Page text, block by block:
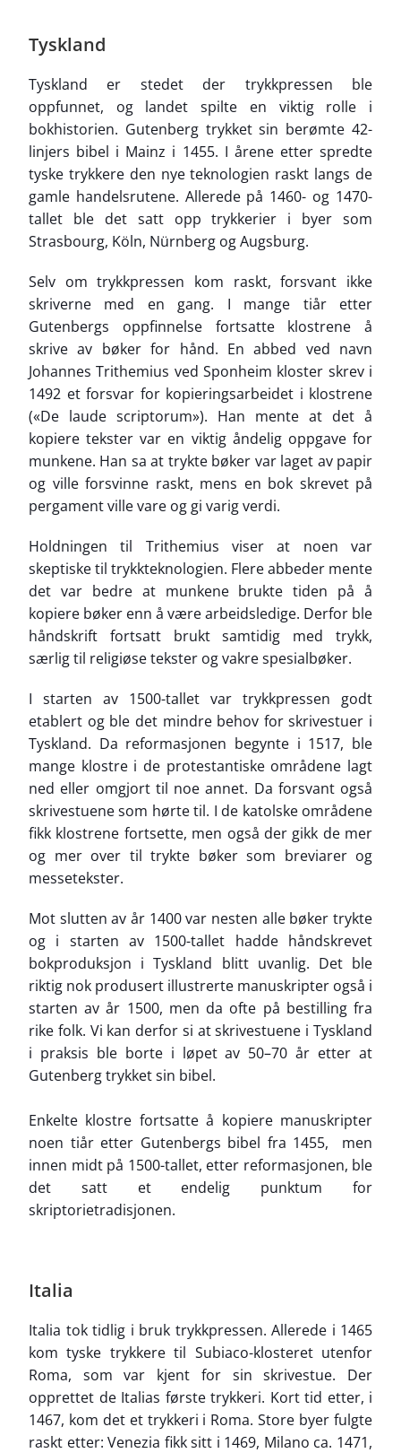
Tyskland
Tyskland er stedet der trykkpressen ble
oppfunnet, og landet spilte en viktig rolle i
bokhistorien. Gutenberg trykket sin berømte 42-
linjers bibel i Mainz i 1455. I årene etter spredte
tyske trykkere den nye teknologien raskt langs de
gamle handelsrutene. Allerede på 1460- og 1470-
tallet ble det satt opp trykkerier i byer som
Strasbourg, Köln, Nürnberg og Augsburg.
Selv om trykkpressen kom raskt, forsvant ikke
skriverne med en gang. I mange tiår etter
Gutenbergs oppfinnelse fortsatte klostrene å
skrive av bøker for hånd. En abbed ved navn
Johannes Trithemius ved Sponheim kloster skrev i
1492 et forsvar for kopieringsarbeidet i klostrene
(«De laude scriptorum»). Han mente at det å
kopiere tekster var en viktig åndelig oppgave for
munkene. Han sa at trykte bøker var laget av papir
og ville forsvinne raskt, mens en bok skrevet på
pergament ville vare og gi varig verdi.
Holdningen til Trithemius viser at noen var
skeptiske til trykkteknologien. Flere abbeder mente
det var bedre at munkene brukte tiden på å
kopiere bøker enn å være arbeidsledige. Derfor ble
håndskrift fortsatt brukt samtidig med trykk,
særlig til religiøse tekster og vakre spesialbøker.
I starten av 1500-tallet var trykkpressen godt
etablert og ble det mindre behov for skrivestuer i
Tyskland. Da reformasjonen begynte i 1517, ble
mange klostre i de protestantiske områdene lagt
ned eller omgjort til noe annet. Da forsvant også
skrivestuene som hørte til. I de katolske områdene
fikk klostrene fortsette, men også der gikk de mer
og mer over til trykte bøker som breviarer og
messetekster.
Mot slutten av år 1400 var nesten alle bøker trykte
og i starten av 1500-tallet hadde håndskrevet
bokproduksjon i Tyskland blitt uvanlig. Det ble
riktig nok produsert illustrerte manuskripter også i
starten av år 1500, men da ofte på bestilling fra
rike folk. Vi kan derfor si at skrivestuene i Tyskland
i praksis ble borte i løpet av 50–70 år etter at
Gutenberg trykket sin bibel.
Enkelte klostre fortsatte å kopiere manuskripter
noen tiår etter Gutenbergs bibel fra 1455, men
innen midt på 1500-tallet, etter reformasjonen, ble
det satt et endelig punktum for
skriptorietradisjonen.
Italia
Italia tok tidlig i bruk trykkpressen. Allerede i 1465
kom tyske trykkere til Subiaco-klosteret utenfor
Roma, som var kjent for sin skrivestue. Der
opprettet de Italias første trykkeri. Kort tid etter, i
1467, kom det et trykkeri i Roma. Store byer fulgte
raskt etter: Venezia fikk sitt i 1469, Milano ca. 1471,